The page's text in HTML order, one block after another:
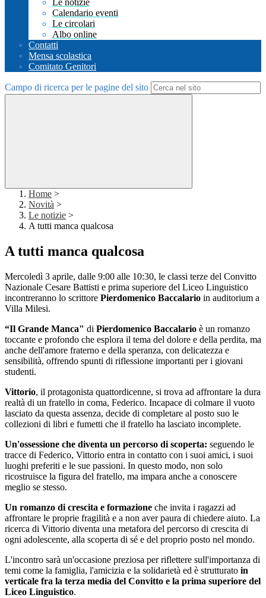
Le notizie
Calendario eventi
Le circolari
Albo online
Contatti
Mensa scolastica
Comitato Genitori
Campo di ricerca per le pagine del sito
Home >
Novità >
Le notizie >
A tutti manca qualcosa
A tutti manca qualcosa
Mercoledì 3 aprile, dalle 9:00 alle 10:30, le classi terze del Convitto
Nazionale Cesare Battisti e prima superiore del Liceo Linguistico
incontreranno lo scrittore Pierdomenico Baccalario in auditorium a
Villa Milesi.
“Il Grande Manca" di Pierdomenico Baccalario è un romanzo
toccante e profondo che esplora il tema del dolore e della perdita, ma
anche dell'amore fraterno e della speranza, con delicatezza e
sensibilità, offrendo spunti di riflessione importanti per i giovani
studenti.
Vittorio, il protagonista quattordicenne, si trova ad affrontare la dura
realtà di un fratello in coma, Federico. Incapace di colmare il vuoto
lasciato da questa assenza, decide di completare al posto suo le
collezioni di libri e fumetti che il fratello ha lasciato incomplete.
Un'ossessione che diventa un percorso di scoperta: seguendo le
tracce di Federico, Vittorio entra in contatto con i suoi amici, i suoi
luoghi preferiti e le sue passioni. In questo modo, non solo
ricostruisce la figura del fratello, ma impara anche a conoscere
meglio se stesso.
Un romanzo di crescita e formazione che invita i ragazzi ad
affrontare le proprie fragilità e a non aver paura di chiedere aiuto. La
ricerca di Vittorio diventa una metafora del percorso di crescita di
ogni adolescente, alla scoperta di sé e del proprio posto nel mondo.
L'incontro sarà un'occasione preziosa per riflettere sull'importanza di
temi come la famiglia, l'amicizia e la solidarietà ed è strutturato in
verticale fra la terza media del Convitto e la prima superiore del
Liceo Linguistico.